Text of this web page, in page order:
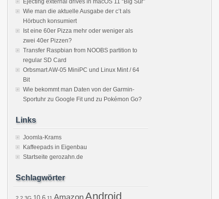
Ejecting external drives in macOS 11 “Big Sur”
Wie man die aktuelle Ausgabe der c’t als
Hörbuch konsumiert
Ist eine 60er Pizza mehr oder weniger als
zwei 40er Pizzen?
Transfer Raspbian from NOOBS partition to
regular SD Card
Orbsmart AW-05 MiniPC und Linux Mint / 64
Bit
Wie bekommt man Daten von der Garmin-
Sportuhr zu Google Fit und zu Pokémon Go?
Links
Joomla-Krams
Kaffeepads in Eigenbau
Startseite gerozahn.de
Schlagwörter
Android